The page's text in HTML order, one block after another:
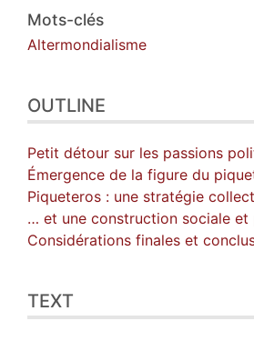
Bibliography
Notes
Mots-clés
Altermondialisme
OUTLINE
Petit détour sur les passions
Émergence de la figure du
Piqueteros : une stratégie
… et une construction sociale et
Considérations finales et
TEXT